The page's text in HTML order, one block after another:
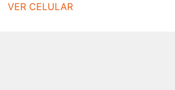
VER CELULAR